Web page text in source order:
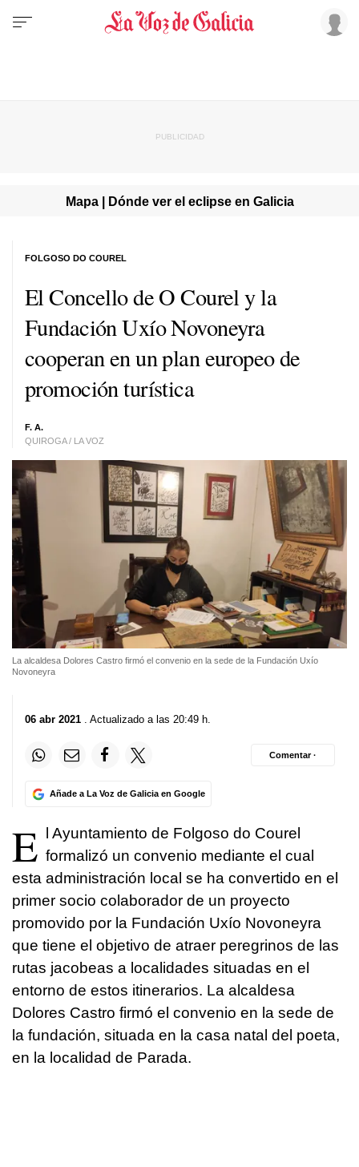
Mapa | Dónde ver el eclipse en Galicia
El Concello de O Courel y la
Fundación Uxío Novoneyra
cooperan en un plan europeo de
promoción turística
F. A.
QUIROGA / LA VOZ
FOLGOSO DO COUREL
La alcaldesa Dolores Castro firmó el convenio en la sede de la Fundación Uxío
Novoneyra
06 abr 2021 . Actualizado a las 20:49 h.
Añade a La Voz de Galicia en Google
Comentar ·
E
l Ayuntamiento de Folgoso do Courel
formalizó un convenio mediante el cual
esta administración local se ha convertido en el
primer socio colaborador de un proyecto
promovido por la Fundación Uxío Novoneyra
que tiene el objetivo de atraer peregrinos de las
rutas jacobeas a localidades situadas en el
entorno de estos itinerarios. La alcaldesa
Dolores Castro firmó el convenio en la sede de
la fundación, situada en la casa natal del poeta,
en la localidad de Parada.